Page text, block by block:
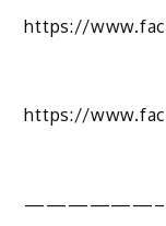
https://
https://
——————–